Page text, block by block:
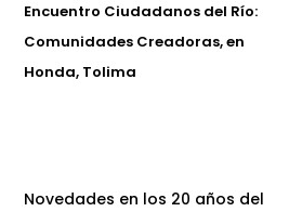
Encuentro Ciudadanos del Río:
Comunidades Creadoras, en
Honda, Tolima
Novedades en los 20 años del